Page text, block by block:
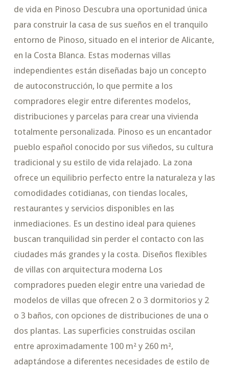
de vida en Pinoso Descubra una oportunidad única
para construir la casa de sus sueños en el tranquilo
entorno de Pinoso, situado en el interior de Alicante,
en la Costa Blanca. Estas modernas villas
independientes están diseñadas bajo un concepto
de autoconstrucción, lo que permite a los
compradores elegir entre diferentes modelos,
distribuciones y parcelas para crear una vivienda
totalmente personalizada. Pinoso es un encantador
pueblo español conocido por sus viñedos, su cultura
tradicional y su estilo de vida relajado. La zona
ofrece un equilibrio perfecto entre la naturaleza y las
comodidades cotidianas, con tiendas locales,
restaurantes y servicios disponibles en las
inmediaciones. Es un destino ideal para quienes
buscan tranquilidad sin perder el contacto con las
ciudades más grandes y la costa. Diseños flexibles
de villas con arquitectura moderna Los
compradores pueden elegir entre una variedad de
modelos de villas que ofrecen 2 o 3 dormitorios y 2
o 3 baños, con opciones de distribuciones de una o
dos plantas. Las superficies construidas oscilan
entre aproximadamente 100 m² y 260 m²,
adaptándose a diferentes necesidades de estilo de